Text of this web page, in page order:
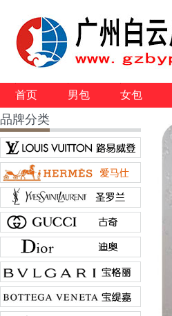
首页 男包 女包
品牌分类